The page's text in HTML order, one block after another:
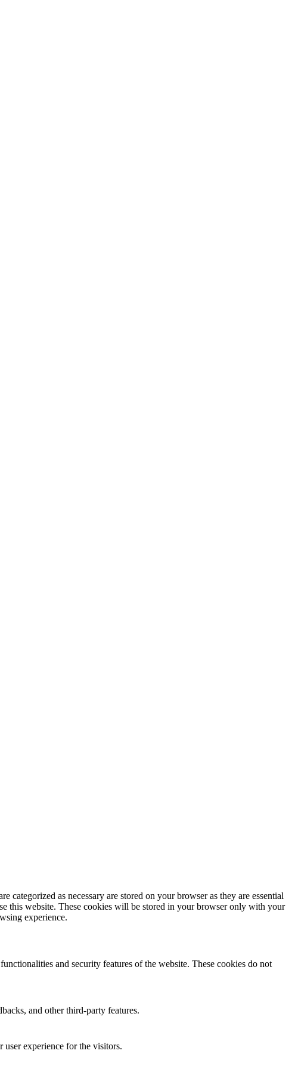
as necessary are stored on your browser as they are essential
this website. These cookies will be stored in your browser only with your
experience.
and security features of the website. These cookies do not
and other third-party features.
user experience for the visitors.